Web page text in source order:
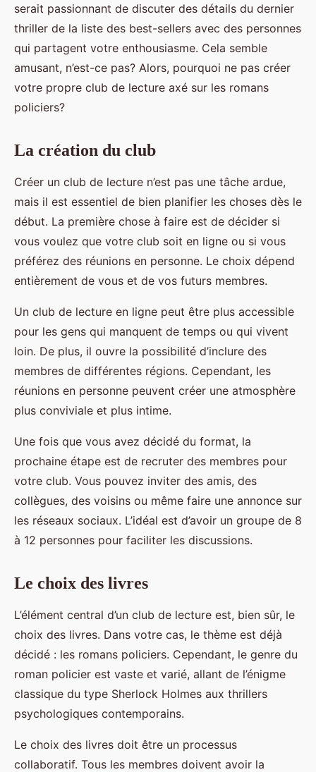
serait passionnant de discuter des détails du dernier
thriller de la liste des best-sellers avec des personnes
qui partagent votre enthousiasme. Cela semble
amusant, n’est-ce pas? Alors, pourquoi ne pas créer
votre propre club de lecture axé sur les romans
policiers?
La création du club
Créer un club de lecture n’est pas une tâche ardue,
mais il est essentiel de bien planifier les choses dès le
début. La première chose à faire est de décider si
vous voulez que votre club soit en ligne ou si vous
préférez des réunions en personne. Le choix dépend
entièrement de vous et de vos futurs membres.
Un club de lecture en ligne peut être plus accessible
pour les gens qui manquent de temps ou qui vivent
loin. De plus, il ouvre la possibilité d’inclure des
membres de différentes régions. Cependant, les
réunions en personne peuvent créer une atmosphère
plus conviviale et plus intime.
Une fois que vous avez décidé du format, la
prochaine étape est de recruter des membres pour
votre club. Vous pouvez inviter des amis, des
collègues, des voisins ou même faire une annonce sur
les réseaux sociaux. L’idéal est d’avoir un groupe de 8
à 12 personnes pour faciliter les discussions.
Le choix des livres
L’élément central d’un club de lecture est, bien sûr, le
choix des livres. Dans votre cas, le thème est déjà
décidé : les romans policiers. Cependant, le genre du
roman policier est vaste et varié, allant de l’énigme
classique du type Sherlock Holmes aux thrillers
psychologiques contemporains.
Le choix des livres doit être un processus
collaboratif. Tous les membres doivent avoir la